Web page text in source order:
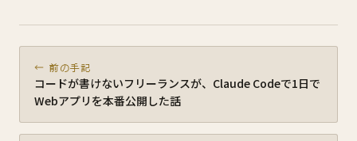
← 前の手記
コードが書けないフリーランスが、Claude Codeで1日で
Webアプリを本番公開した話